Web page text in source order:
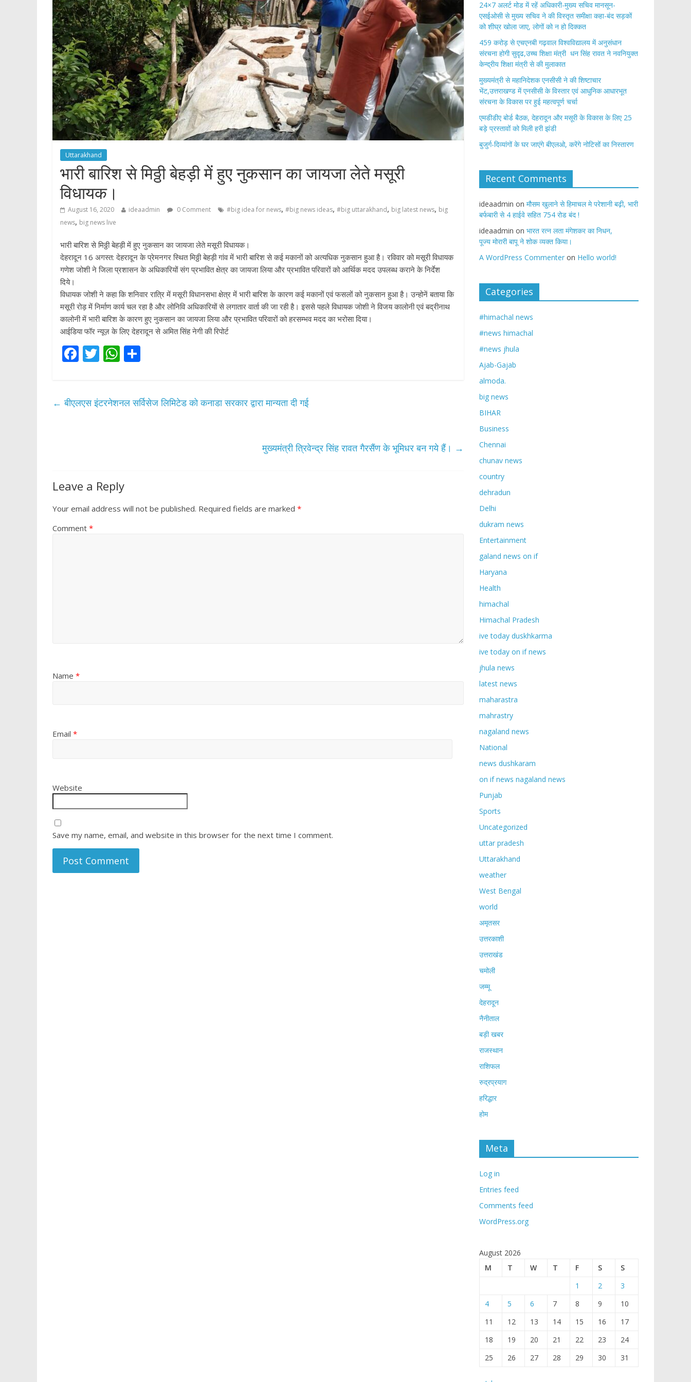
Uttarakhand
भारी बारिश से मिठ्ठी बेहड़ी में हुए नुकसान का जायजा लेते मसूरी
विधायक।
August 16, 2020 ideaadmin 0 Comment #big idea for news, #big news ideas, #big uttarakhand, big latest news, big
news, big news live
भारी बारिश से मिठ्ठी बेहड़ी में हुए नुकसान का जायजा लेते मसूरी विधायक।
देहरादून 16 अगस्त: देहरादून के प्रेमनगर स्थित मिठ्ठी बेहड़ी गांव में भारी बारिश से कई मकानों को अत्यधिक नुकसान हुआ है। रविवार को मसूरी विधायक
गणेश जोशी ने जिला प्रशासन के अधिकारियों संग प्रभावित क्षेत्र का जायजा लिया और प्रभावित परिवारों को आर्थिक मदद उपलब्ध कराने के निर्देश
दिये।
विधायक जोशी ने कहा कि शनिवार रात्रि में मसूरी विधानसभा क्षेत्र में भारी बारिश के कारण कई मकानों एवं फसलों को नुकसान हुआ है। उन्होनें बताया कि
मसूरी रोड़ में निर्माण कार्य चल रहा है और लोनिवि अधिकारियों से लगातार वार्ता की जा रही है। इससे पहले विधायक जोशी ने विजय कालोनी एवं बद्रीनाथ
कालोनी में भारी बारिश के कारण हुए नुकसान का जायजा लिया और प्रभावित परिवारों को हरसम्भव मदद का भरोसा दिया।
आईडिया फॉर न्यूज़ के लिए देहरादून से अमित सिंह नेगी की रिपोर्ट
F
b
T
er
W
s e
← बीएलएस इंटरनेशनल सर्विसेज लिमिटेड को कनाडा सरकार द्वारा मान्यता दी गई
मुख्यमंत्री त्रिवेन्द्र सिंह रावत गैरसैंण के भूमिधर बन गये हैं। →
Leave a Reply
Your email address will not be published. Required fields are marked *
Comment *
Name *
Email *
Website
Save my name, email, and website in this browser for the next time I comment.
24×7 अलर्ट मोड में रहें अधिकारी-मुख्य सचिव मानसून-
एसईओसी से मुख्य सचिव ने की विस्तृत समीक्षा कहा-बंद सड़कों
को शीघ्र खोला जाए, लोगों को न हो दिक्कत
459 करोड़ से एचएनबी गढ़वाल विश्वविद्यालय में अनुसंधान
संरचना होगी सुदृढ,उच्च शिक्षा मंत्री धन सिंह रावत ने नवनियुक्त
केन्द्रीय शिक्षा मंत्री से की मुलाकात
मुख्यमंत्री से महानिदेशक एनसीसी ने की शिष्टाचार
भेंट,उत्तराखण्ड में एनसीसी के विस्तार एवं आधुनिक आधारभूत
संरचना के विकास पर हुई महत्वपूर्ण चर्चा
एमडीडीए बोर्ड बैठक, देहरादून और मसूरी के विकास के लिए 25
बड़े प्रस्तावों को मिली हरी झंडी
बुजुर्ग-दिव्यांगों के घर जाएंगे बीएलओ, करेंगे नोटिसों का निस्तारण
Recent Comments
ideaadmin on मौसम खुलाने से हिमाचल मे परेशानी बढ़ी, भारी
बर्फबारी से 4 हाईवे सहित 754 रोड बंद !
ideaadmin on भारत रत्न लता मंगेशकर का निधन,
पूज्य मोरारी बापू ने शोक व्यक्त किया।
A WordPress Commenter on Hello world!
Categories
#himachal news
#news himachal
#news jhula
Ajab-Gajab
almoda.
big news
BIHAR
Business
Chennai
chunav news
country
dehradun
Delhi
dukram news
Entertainment
galand news on if
Haryana
Health
himachal
Himachal Pradesh
ive today duskhkarma
ive today on if news
jhula news
latest news
maharastra
mahrastry
nagaland news
National
news dushkaram
on if news nagaland news
Punjab
Sports
Uncategorized
uttar pradesh
Uttarakhand
weather
West Bengal
world
अमृतसर
उत्तरकाशी
उत्तराखंड
चमोली
जम्मू
देहरादून
नैनीताल
बड़ी खबर
राजस्थान
राशिफल
रुद्रप्रयाग
हरिद्धार
होम
Meta
Log in
Entries feed
Comments feed
WordPress.org
August 2026
M
T W T F S
S
1
2
3
4
5 6 7 8 9
10
11
12 13 14 15 16
17
18
19 20 21 22 23
24
25
26 27 28 29 30 31